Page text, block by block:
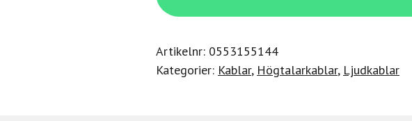
Tele
stereo
-
Artikelnr: 0553155144
Kategorier: Kablar, Högtalarkablar, Ljudkablar